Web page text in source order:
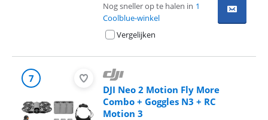
Nog sneller op te halen in 1
Coolblue-winkel
Vergelijken
7
DJI Neo 2 Motion Fly More
Combo + Goggles N3 + RC
Motion 3